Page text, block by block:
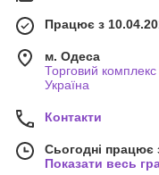
Працює з
м. Одеса
Торговий
Україна
Контакти
Сьогодні працює
Показати весь